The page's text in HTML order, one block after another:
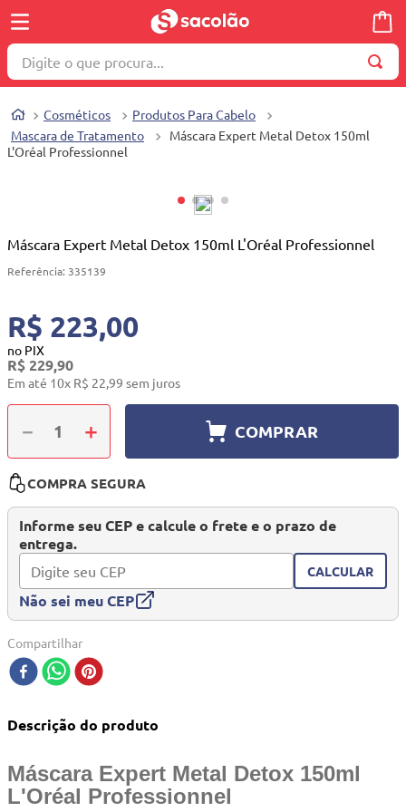
Digite o que procura...
Cosméticos
Produtos Para Cabelo
Mascara de Tratamento
Máscara Expert Metal Detox 150ml
L'Oréal Professionnel
Máscara Expert Metal Detox 150ml L'Oréal Professionnel
Referência: 335139
R$ 223,00
no PIX
R$229,90
Em até 10x R$ 22,99 sem juros
＋
－ COMPRAR
COMPRA SEGURA
Informe seu CEP e calcule o frete e o prazo de
entrega.
CALCULAR
Não sei meu CEP
Compartilhar
Descrição do produto
Máscara Expert Metal Detox 150ml
L'Oréal Professionnel
1º
wella
5º
cosmetico